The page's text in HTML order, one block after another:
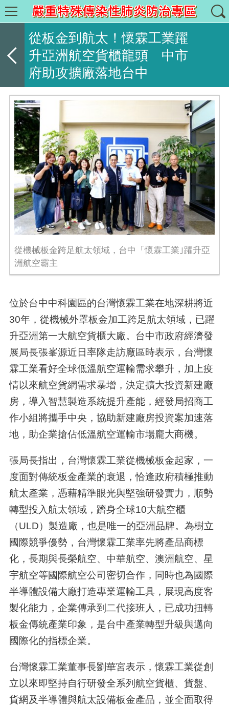
從板金到航太！懷霖工業躍
升亞洲航空貨櫃龍頭 中市
府助攻擴廠落地台中
從機械板金跨足航太領域，台中「懷霖工業｣躍升亞
洲航空霸主
位於台中中科園區的台灣懷霖工業在地深耕將近
30年，從機械外罩板金加工跨足航太領域，已躍
升亞洲第一大航空貨櫃大廠。台中市政府經濟發
展局長張峯源近日率隊走訪廠區時表示，台灣懷
霖工業看好全球低溫航空運輸需求攀升，加上疫
情以來航空貨網需求暴增，決定擴大投資新建廠
房，導入智慧製造系統提升產能，經發局招商工
作小組將攜手中央，協助新建廠房投資案加速落
地，助企業搶佔低溫航空運輸市場龐大商機。
張局長指出，台灣懷霖工業從機械板金起家，一
度面對傳統板金產業的衰退，恰逢政府積極推動
航太產業，憑藉精準眼光與堅強研發實力，順勢
轉型投入航太領域，躋身全球10大航空櫃
（ULD）製造廠，也是唯一的亞洲品牌。為樹立
國際競爭優勢，台灣懷霖工業率先將產品商標
化，長期與長榮航空、中華航空、澳洲航空、星
宇航空等國際航空公司密切合作，同時也為國際
半導體設備大廠打造專業運輸工具，展現高度客
製化能力，企業傳承到二代接班人，已成功扭轉
板金傳統產業印象，是台中產業轉型升級與邁向
國際化的指標企業。
台灣懷霖工業董事長劉華宮表示，懷霖工業從創
立以來即堅持自行研發全系列航空貨櫃、貨盤、
貨網及半導體與航太設備板金產品，並全面取得